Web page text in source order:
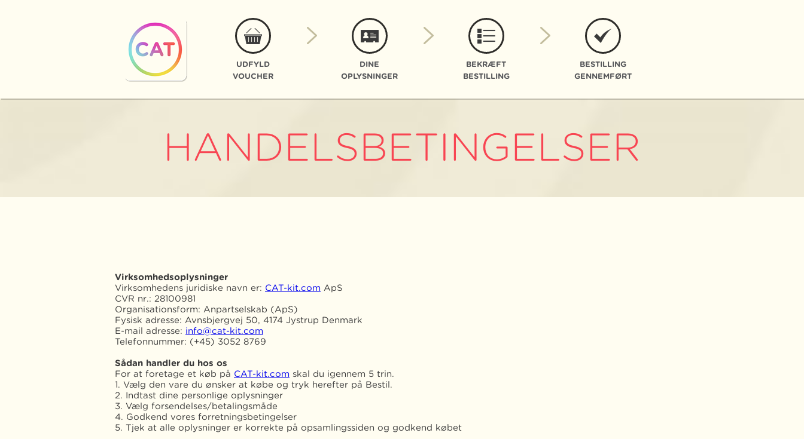
UDFYLD
VOUCHER
DINE
OPLYSNINGER
BEKRÆFT
BESTILLING
BESTILLING
GENNEMFØRT
HANDELSBETINGELSER
Virksomhedsoplysninger
Virksomhedens juridiske navn er: CAT-kit.com ApS
CVR nr.: 28100981
Organisationsform: Anpartselskab (ApS)
Fysisk adresse: Avnsbjergvej 50, 4174 Jystrup Denmark
E-mail adresse: info@cat-kit.com
Telefonnummer: (+45) 3052 8769
Sådan handler du hos os
For at foretage et køb på CAT-kit.com skal du igennem 5 trin.
1. Vælg den vare du ønsker at købe og tryk herefter på Bestil.
2. Indtast dine personlige oplysninger
3. Vælg forsendelses/betalingsmåde
4. Godkend vores forretningsbetingelser
5. Tjek at alle oplysninger er korrekte på opsamlingssiden og godkend købet